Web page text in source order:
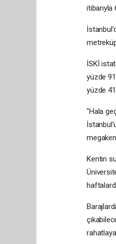
İSKİ
yüzde
yüzde
"Hala
Kentin